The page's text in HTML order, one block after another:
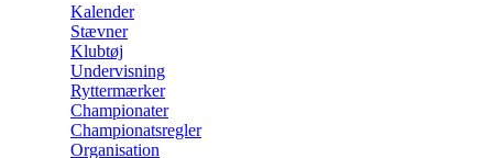
Kalender
Stævner
Klubtøj
Undervisning
Ryttermærker
Championater
Championatsregler
Organisation